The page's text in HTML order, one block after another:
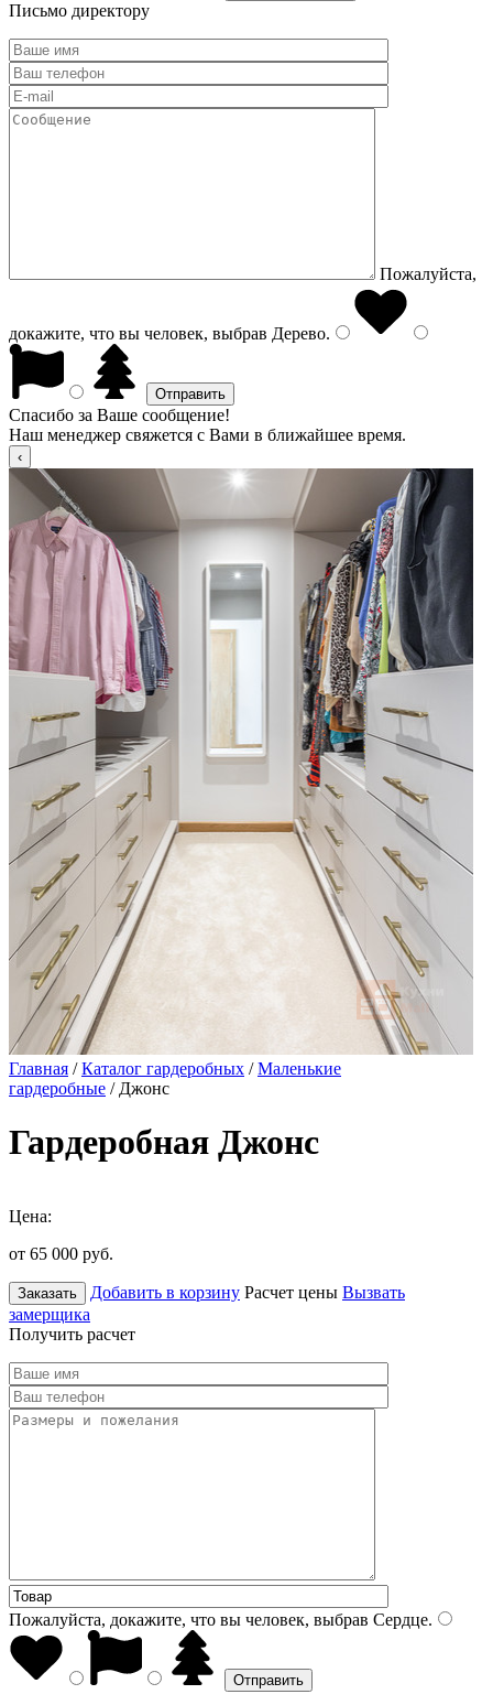
Письмо директору
Пожалуйста,
докажите, что вы человек, выбрав Дерево.
Спасибо за Ваше сообщение!
Наш менеджер свяжется с Вами в ближайшее время.
Главная /Каталог гардеробных /Маленькие
гардеробные / Джонс
Гардеробная Джонс
Цена:
от 65 000 руб.
Заказать Добавить в корзину Расчет цены Вызвать
замерщика
Получить расчет
Пожалуйста, докажите, что вы человек, выбрав Сердце.